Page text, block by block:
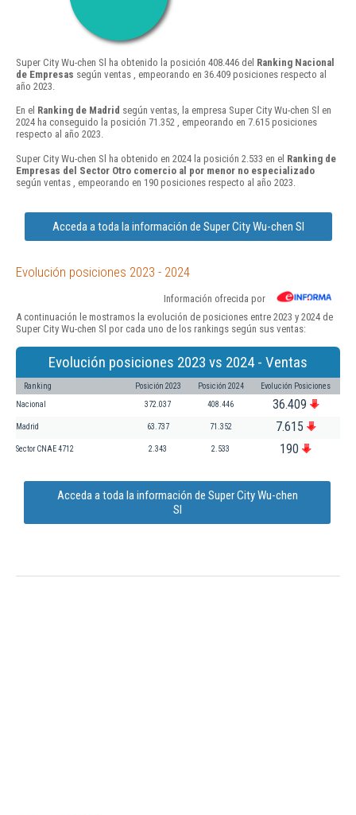
Super City Wu-chen Sl ha obtenido la posición 408.446 del Ranking Nacional
de Empresas según ventas , empeorando en 36.409 posiciones respecto al
año 2023.
En el Ranking de Madrid según ventas, la empresa Super City Wu-chen Sl en
2024 ha conseguido la posición 71.352 , empeorando en 7.615 posiciones
respecto al año 2023.
Super City Wu-chen Sl ha obtenido en 2024 la posición 2.533 en el Ranking de
Empresas del Sector Otro comercio al por menor no especializado
según ventas , empeorando en 190 posiciones respecto al año 2023.
Acceda a toda la información de Super City Wu-chen Sl
Evolución posiciones 2023 - 2024
Información ofrecida por
A continuación le mostramos la evolución de posiciones entre 2023 y 2024 de
Super City Wu-chen Sl por cada uno de los rankings según sus ventas:
Evolución posiciones 2023 vs 2024 - Ventas
Ranking Posición 2023 Posición 2024 Evolución Posiciones
Nacional 372.037 408.446 36.409
Madrid 63.737 71.352 7.615
Sector CNAE 4712 2.343 2.533 190
Acceda a toda la información de Super City Wu-chen
Sl